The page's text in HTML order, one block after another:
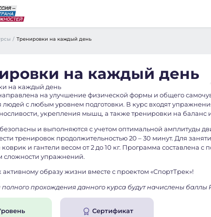
/ Тренировки на каждый день
на каждый день
на улучшение физической формы и общего
людей с любым уровнем подготовки. В курс входят
укрепления мышц, а также тренировки на баланс и
и выполняются с учетом оптимальной амплитуды
тренировок продолжительностью 20 – 30 минут. Для
и гантели весом от 2 до 10 кг. Программа составлена с
сложности упражнений.
активному образу жизни вместе с проектом «СпортТрек»!
прохождения данного курса будут начислены баллы
Сертификат